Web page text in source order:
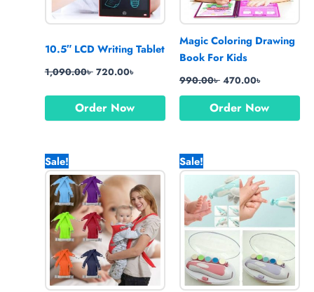
10.5″ LCD Writing Tablet
1,090.00৳ 720.00৳
Order Now
Magic Coloring Drawing
Book For Kids
990.00৳ 470.00৳
Order Now
Sale!
price
was:
1,490.00৳ .
price
is:
1,250.00৳ .
Sale!
price
was:
1,550.00৳ .
price
990.00৳ .